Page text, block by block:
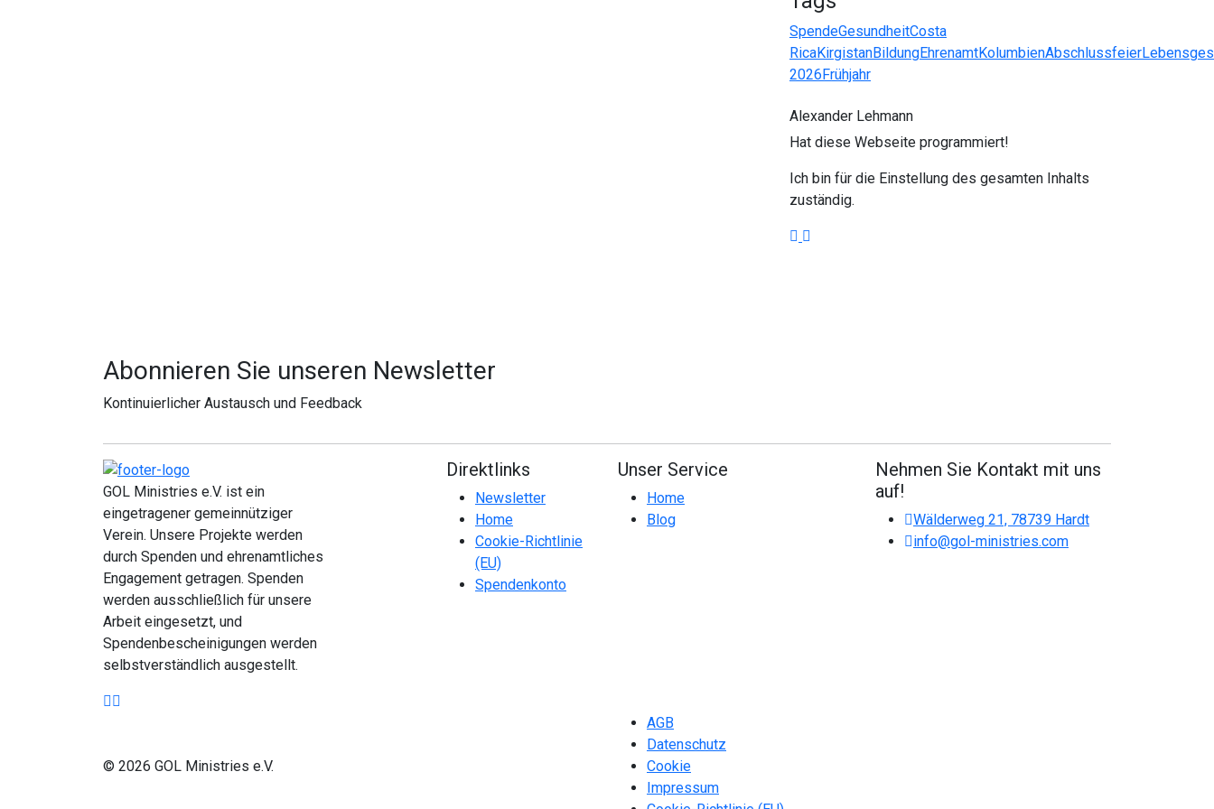
SpendeGesundheitCosta
RicaKirgistanBildungEhrenamtKolumbienAbschlussfeier
2026 Frühjahr
Alexander Lehmann
Hat diese Webseite programmiert!
Ich bin für die Einstellung des gesamten Inhalts
zuständig.
Abonnieren Sie unseren Newsletter
Kontinuierlicher Austausch und Feedback
GOL Ministries e.V. ist ein
eingetragener gemeinnütziger
Verein. Unsere Projekte werden
durch Spenden und ehrenamtliches
Engagement getragen. Spenden
werden ausschließlich für unsere
Arbeit eingesetzt, und
Spendenbescheinigungen werden
selbstverständlich ausgestellt.
Direktlinks
Newsletter
Home
Cookie-Richtlinie
(EU)
Spendenkonto
Unser Service
Home
Blog
Nehmen Sie Kontakt mit uns
auf!
Wälderweg 21, 78739 Hardt
info@gol-ministries.com
© 2026 GOL Ministries e.V.
AGB
Datenschutz
Cookie
Impressum